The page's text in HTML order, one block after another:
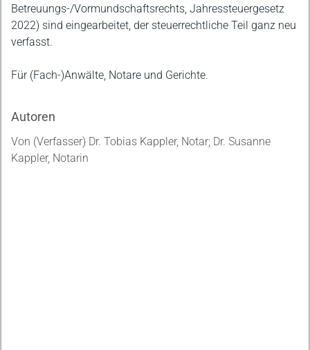
Betreuungs-/Vormundschaftsrechts, Jahressteuergesetz
2022) sind eingearbeitet, der steuerrechtliche Teil ganz neu
verfasst.
Für (Fach-)Anwälte, Notare und Gerichte.
Autoren
Von (Verfasser) Dr. Tobias Kappler, Notar; Dr. Susanne
Kappler, Notarin